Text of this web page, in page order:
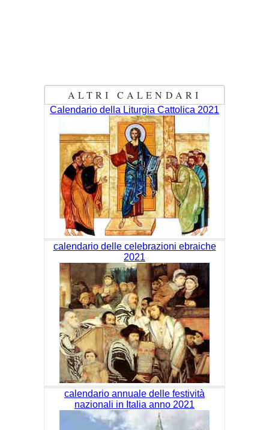
ALTRI CALENDARI
Calendario della Liturgia Cattolica 2021
calendario delle celebrazioni ebraiche
2021
calendario annuale delle festività
nazionali in Italia anno 2021